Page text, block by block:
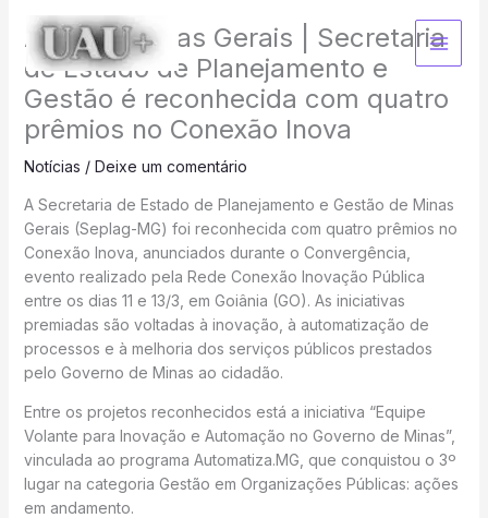
conteúdo
Agência Minas Gerais | Secretaria
de Estado de Planejamento e
Gestão é reconhecida com quatro
prêmios no Conexão Inova
Notícias / Deixe um comentário
A Secretaria de Estado de Planejamento e Gestão de Minas
Gerais (Seplag-MG) foi reconhecida com quatro prêmios no
Conexão Inova, anunciados durante o Convergência,
evento realizado pela Rede Conexão Inovação Pública
entre os dias 11 e 13/3, em Goiânia (GO). As iniciativas
premiadas são voltadas à inovação, à automatização de
processos e à melhoria dos serviços públicos prestados
pelo Governo de Minas ao cidadão.
Entre os projetos reconhecidos está a iniciativa “Equipe
Volante para Inovação e Automação no Governo de Minas”,
vinculada ao programa Automatiza.MG, que conquistou o 3º
lugar na categoria Gestão em Organizações Públicas: ações
em andamento.